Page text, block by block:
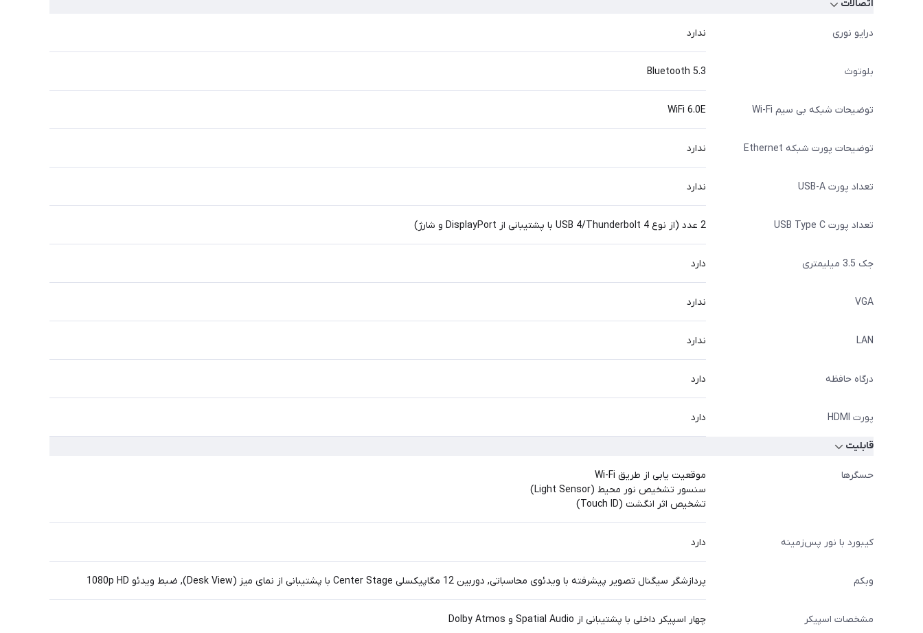
اتصالات
درایو نوری ندارد
بلوتوث Bluetooth 5.3
توضیحات شبکه بی سیم Wi-Fi WiFi 6.0E
توضیحات پورت شبکه Ethernet ندارد
تعداد پورت USB-A ندارد
تعداد پورت USB Type C 2 عدد (از نوع USB 4/Thunderbolt 4 با پشتیبانی از DisplayPort و شارژ)
جک 3.5 میلیمتری دارد
VGA ندارد
LAN ندارد
درگاه حافظه دارد
پورت HDMI دارد
قابلیت
حسگرها
موقعیت یابی از طریق Wi-Fi
سنسور تشخیص نور محیط (Light Sensor)
تشخیص اثر انگشت (Touch ID)
کیبورد با نور پس‌زمینه دارد
وبکم پردازشگر سیگنال تصویر پیشرفته با ویدئوی محاسباتی, دوربین 12 مگاپیکسلی Center Stage با پشتیبانی از نمای میز (Desk View), ضبط ویدئو 1080p HD
مشخصات اسپیکر چهار اسپیکر داخلی با پشتیبانی از Spatial Audio و Dolby Atmos